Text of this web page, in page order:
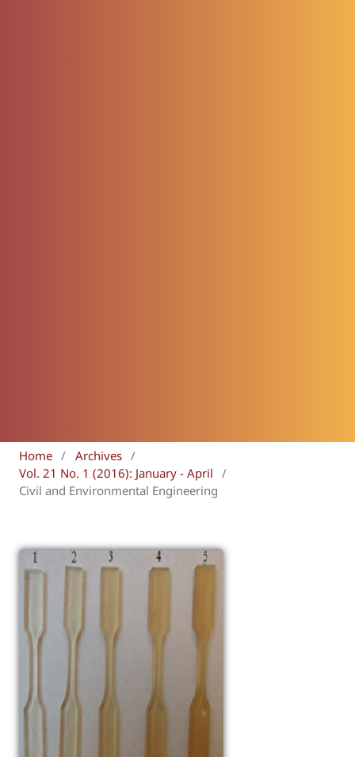
Home / Archives /
Vol. 21 No. 1 (2016): January - April
/
Civil and Environmental Engineering